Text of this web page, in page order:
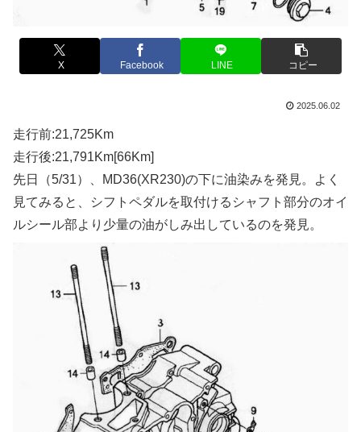
X Facebook LINE コピー
2025.06.02
走行前:21,725Km
走行後:21,791Km[66Km]
先日（5/31）、MD36(XR230)の下に油染みを発見。よく
見てみると、シフトペダルを取付けるシャフト部分のオイ
ルシール部より少量の油がしみ出しているのを発見。